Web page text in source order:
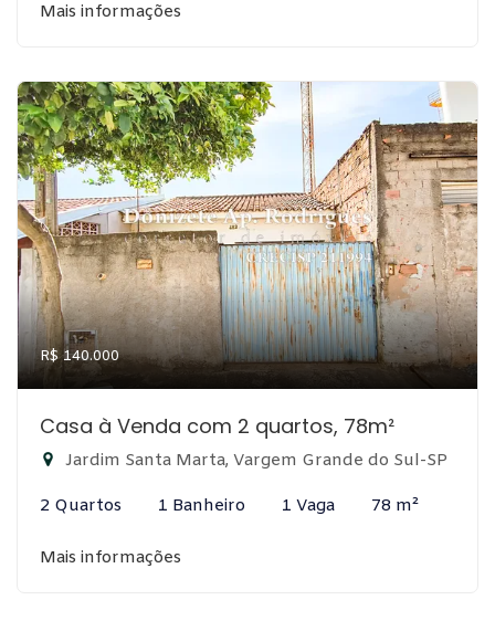
Mais informações
R$ 140.000
Casa à Venda com 2 quartos, 78m²
Jardim Santa Marta, Vargem Grande do Sul-SP
2 Quartos 1 Banheiro 1 Vaga 78 m²
Mais informações